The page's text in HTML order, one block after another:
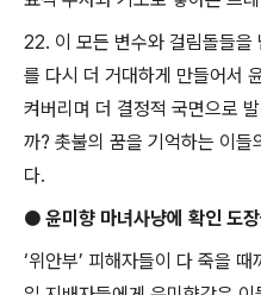
22. 이 모든 변수와 걸림돌들을
를 다시 더 거대하게 만들어서
켜버리며 더 결정적 국면으로
까? 촛불의 꿈을 기억하는 이들
다.
● 윤미향 마녀사냥에 확인 도
‘위안부’ 피해자들이 다 죽을 때